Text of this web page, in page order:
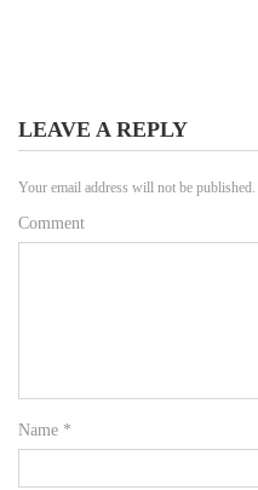
LEAVE A REPLY
Your email address will not be published.
Comment
Name *